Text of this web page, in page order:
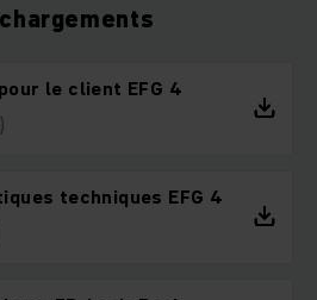
le client EFG 4
techniques EFG 4